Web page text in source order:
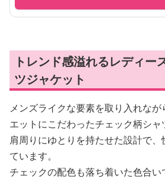
トレンド感溢れるレディー
ツジャケット
メンズライクな要素を取り入れな
エットにこだわったチェック柄シャ
肩周りにゆとりを持たせた設計で
ています。
チェックの配色も落ち着いた色合